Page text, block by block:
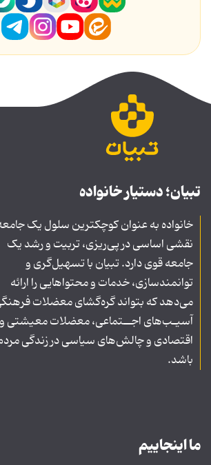
تبیان؛ دستیار خانواده
خانواده به عنوان کوچکترین سلول یک
نقشی اساسی در پی‌ریزی، تربیت و رشد یک
جامعه قوی دارد. تبیان با تسهیل‌گری و
توانمندسازی، خدمات و محتواهایی را ارائه
می‌دهد که بتواند گره‌گشای معضلات
آسیـب‌های اجــتماعی، معضلات معیشتی و
اقتصادی و چالش‌های سیاسی در زندگی
باشد.
ما اینجاییم